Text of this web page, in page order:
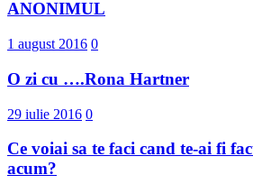
ANONIMUL
1 august 2016 0
O zi cu ….Rona Hartner
29 iulie 2016 0
Ce voiai sa te faci cand te-ai fi
acum?